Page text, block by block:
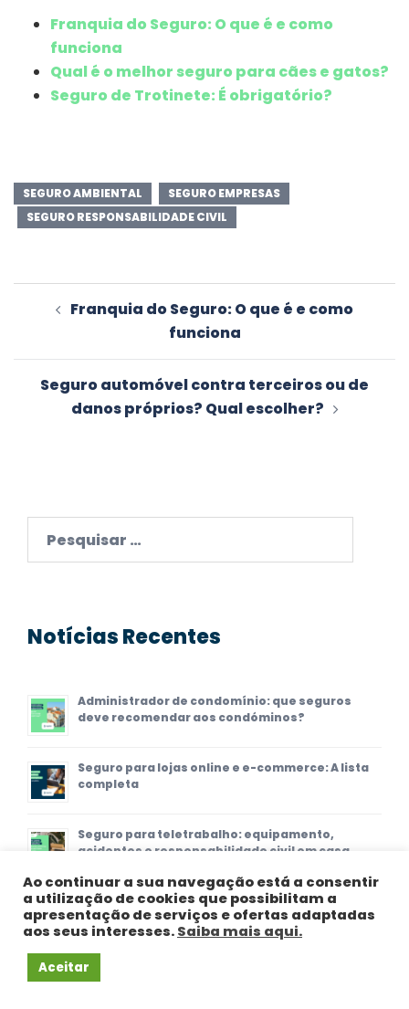
Franquia do Seguro: O que é e como
funciona
Qual é o melhor seguro para cães e gatos?
Seguro de Trotinete: É obrigatório?
SEGURO AMBIENTAL
SEGURO EMPRESAS
SEGURO RESPONSABILIDADE CIVIL
Navegação
Franquia do Seguro: O que é e como
funciona
Seguro automóvel contra terceiros ou de
danos próprios? Qual escolher?
por:
Notícias Recentes
Administrador de condomínio: que seguros
deve recomendar aos condóminos?
Seguro para lojas online e e-commerce: A lista
completa
Seguro para teletrabalho: equipamento,
acidentes e responsabilidade civil em casa
CONTACTOS
Ao continuar a sua navegação está a consentir
a utilização de cookies que possibilitam a
apresentação de serviços e ofertas adaptadas
aos seus interesses. Saiba mais aqui.
Aceitar